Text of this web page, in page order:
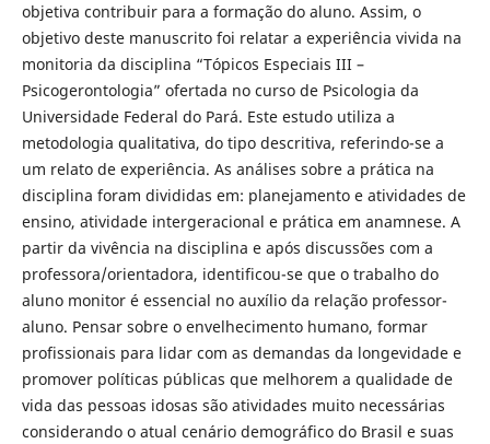
objetiva contribuir para a formação do aluno. Assim, o
objetivo deste manuscrito foi relatar a experiência vivida na
monitoria da disciplina “Tópicos Especiais III –
Psicogerontologia” ofertada no curso de Psicologia da
Universidade Federal do Pará. Este estudo utiliza a
metodologia qualitativa, do tipo descritiva, referindo-se a
um relato de experiência. As análises sobre a prática na
disciplina foram divididas em: planejamento e atividades de
ensino, atividade intergeracional e prática em anamnese. A
partir da vivência na disciplina e após discussões com a
professora/orientadora, identificou-se que o trabalho do
aluno monitor é essencial no auxílio da relação professor-
aluno. Pensar sobre o envelhecimento humano, formar
profissionais para lidar com as demandas da longevidade e
promover políticas públicas que melhorem a qualidade de
vida das pessoas idosas são atividades muito necessárias
considerando o atual cenário demográfico do Brasil e suas